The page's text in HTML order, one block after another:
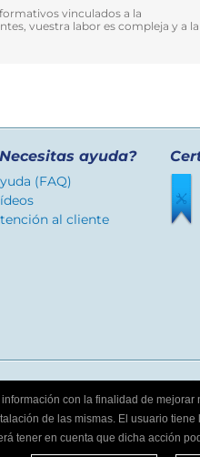
vinculados a la
vuestra labor es compleja y a la
ayuda?
(FAQ)
al cliente
con la finalidad de
de las mismas. El usuario
tener en cuenta que dicha acción